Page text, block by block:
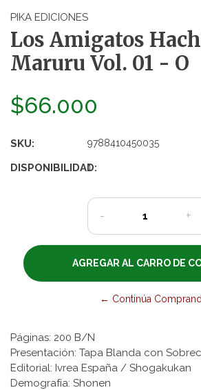
PIKA EDICIONES
Los Amigatos
Maruru Vol. 01 - O
$66.000
SKU: 9788410450035
DISPONIBILIDAD:
1
- +
← Continúa
Páginas: 200 B/N
Presentación: Tapa Blanda con
Editorial: Ivrea España / Shogakukan
Demografía: Shonen